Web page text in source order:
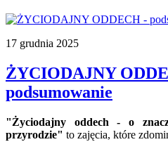
17 grudnia 2025
ŻYCIODAJNY
podsumowanie
"Życiodajny oddech - o
przyrodzie" to zajęcia, które